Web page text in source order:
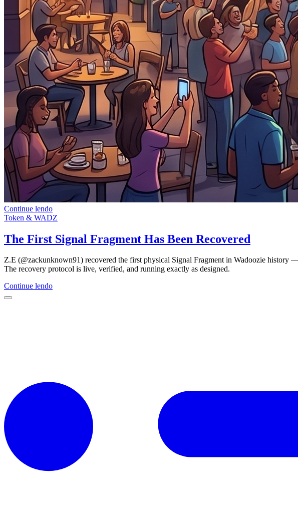
Continue lendo
Token & WADZ
The First Signal Fragment Has Been Recovered
Z.E (@zackunknown91) recovered the first physical Signal Fragment in Wadoozie
The recovery protocol is live, verified, and running exactly as designed.
Continue lendo